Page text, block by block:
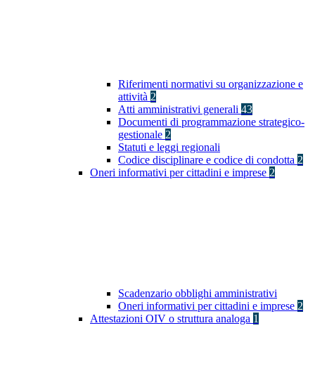
Riferimenti normativi su organizzazione e
attività 2
Atti amministrativi generali 43
Documenti di programmazione strategico-
gestionale 2
Statuti e leggi regionali
Codice disciplinare e codice di condotta 2
Oneri informativi per cittadini e imprese 2
Scadenzario obblighi amministrativi
Oneri informativi per cittadini e imprese 2
Attestazioni OIV o struttura analoga 1